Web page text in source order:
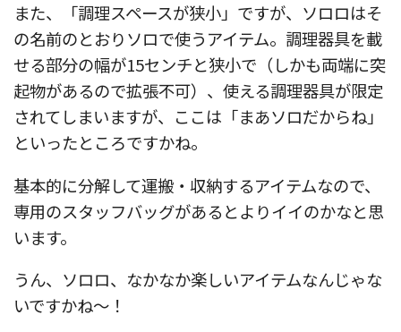
また、「調理スペースが狭小」ですが、ソロロはそ
の名前のとおりソロで使うアイテム。調理器具を載
せる部分の幅が15センチと狭小で（しかも両端に突
起物があるので拡張不可）、使える調理器具が限定
されてしまいますが、ここは「まあソロだからね」
といったところですかね。
基本的に分解して運搬・収納するアイテムなので、
専用のスタッフバッグがあるとよりイイのかなと思
います。
うん、ソロロ、なかなか楽しいアイテムなんじゃな
いですかね〜！